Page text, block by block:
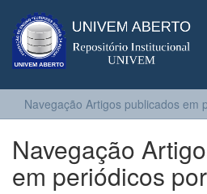
Navegação Artigos publicados em
Navegação
em periódicos